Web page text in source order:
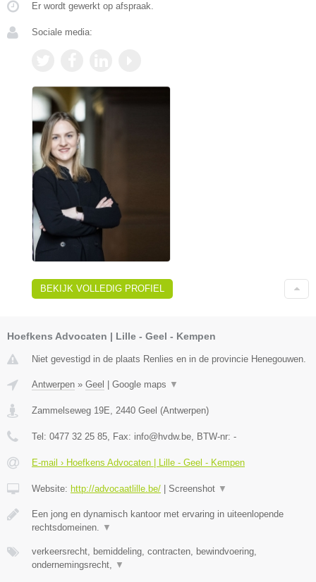
Er wordt gewerkt op afspraak.
Sociale media:
BEKIJK VOLLEDIG PROFIEL
Hoefkens Advocaten | Lille - Geel - Kempen
Niet gevestigd in de plaats Renlies en in de provincie Henegouwen.
Antwerpen » Geel | Google maps ▼
Zammelseweg 19E 2440 Geel (Antwerpen)
Tel: 0477 32 25 85 , Fax: info@hvdw.be , BTW-nr: -
E-mail › Hoefkens Advocaten | Lille - Geel - Kempen
Website: http://advocaatlille.be/ | Screenshot ▼
Een jong en dynamisch kantoor met ervaring in uiteenlopende
rechtsdomeinen.
▼
verkeersrecht, bemiddeling, contracten, bewindvoering,
ondernemingsrecht,
▼